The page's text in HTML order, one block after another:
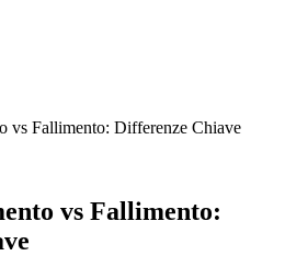
vs Fallimento: Differenze Chiave
vs Fallimento: